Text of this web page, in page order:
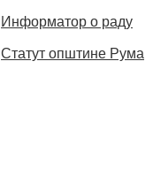
Информатор о раду
Статут општине Рума